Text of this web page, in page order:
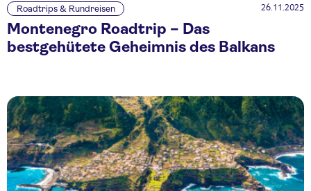
Roadtrips & Rundreisen 26.11.2025
Montenegro Roadtrip – Das
bestgehütete Geheimnis des Balkans